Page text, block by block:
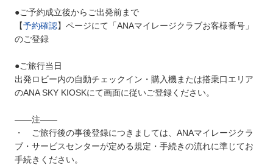
●ご予約成立後からご出発前まで
【予約確認】ページにて「ANAマイレージクラブお客様番号」
のご登録
●ご旅行当日
出発ロビー内の自動チェックイン・購入機または搭乗口エリア
のANA SKY KIOSKにて画面に従いご登録ください。
――注――
・ ご旅行後の事後登録につきましては、ANAマイレージクラ
ブ・サービスセンターが定める規定・手続きの流れに準じてお
手続きください。